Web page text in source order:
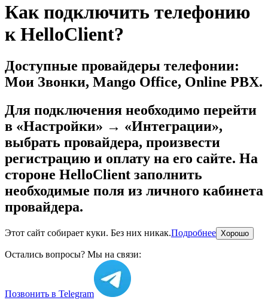
Как подключить телефонию
к HelloClient?
Доступные провайдеры телефонии:
Мои Звонки, Mango Office, Online PBX.
Для подключения необходимо перейти
в «Настройки» → «Интеграции»,
выбрать провайдера, произвести
регистрацию и оплату на его сайте. На
стороне HelloClient заполнить
необходимые поля из личного кабинета
провайдера.
Этот сайт собирает куки. Без них никак.Подробнее Хорошо
Остались вопросы? Мы на связи:
Позвонить в Telegram